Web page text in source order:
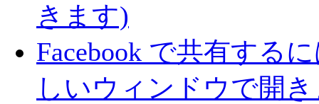
きます)
Facebook で共有する
しいウィンドウで開